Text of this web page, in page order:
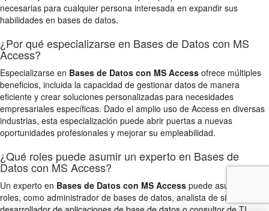
necesarias para cualquier persona interesada en expandir sus
habilidades en bases de datos.
¿Por qué especializarse en Bases de Datos con MS
Access?
Especializarse en Bases de Datos con MS Access ofrece múltiples
beneficios, incluida la capacidad de gestionar datos de manera
eficiente y crear soluciones personalizadas para necesidades
empresariales específicas. Dado el amplio uso de Access en diversas
industrias, esta especialización puede abrir puertas a nuevas
oportunidades profesionales y mejorar su empleabilidad.
¿Qué roles puede asumir un experto en Bases de
Datos con MS Access?
Un experto en Bases de Datos con MS Access puede asumir varios
roles, como administrador de bases de datos, analista de sistemas,